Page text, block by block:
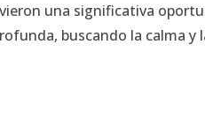
una significativa
buscando la calma y